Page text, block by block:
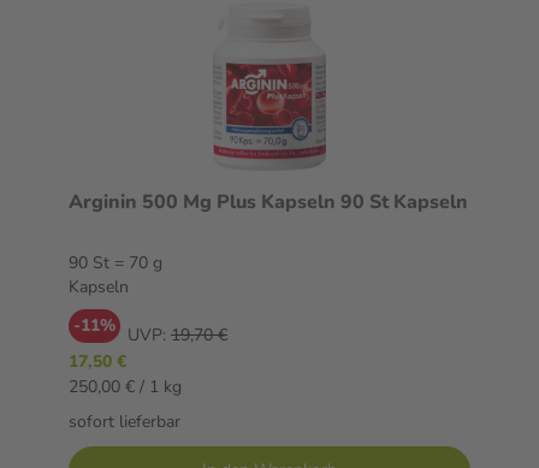
Arginin 500 Mg Plus Kapseln 90 St Kapseln
90 St = 70 g
Kapseln
-11% UVP: 19,70 €
17,50 €
250,00 € / 1 kg
sofort lieferbar